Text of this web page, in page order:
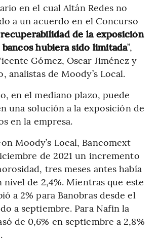
en el cual Altán Redes no
a un acuerdo en el Concurso
de la exposición
hubiera sido limitada”,
Gómez, Oscar Jiménez y
analistas de Moody’s Local.
en el mediano plazo, puede
una solución a la exposición de
en la empresa.
Moody’s Local, Bancomext
de 2021 un incremento
tres meses antes había
de 2,4%. Mientras que este
a 2% para Banobras desde el
a septiembre. Para Nafin la
de 0,6% en septiembre a 2,8%